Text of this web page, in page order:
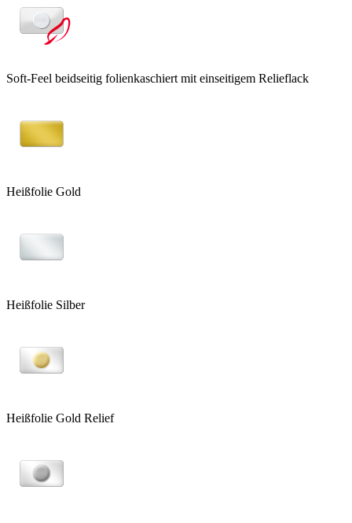
Soft-Feel beidseitig folienkaschiert mit einseitigem Relieflack
Heißfolie Gold
Heißfolie Silber
Heißfolie Gold Relief